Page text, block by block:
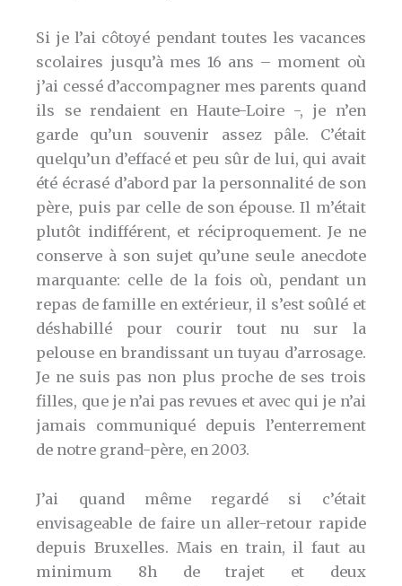
Si je l’ai côtoyé pendant toutes les vacances
scolaires jusqu’à mes 16 ans – moment où
j’ai cessé d’accompagner mes parents quand
ils se rendaient en Haute-Loire -, je n’en
garde qu’un souvenir assez pâle. C’était
quelqu’un d’effacé et peu sûr de lui, qui avait
été écrasé d’abord par la personnalité de son
père, puis par celle de son épouse. Il m’était
plutôt indifférent, et réciproquement. Je ne
conserve à son sujet qu’une seule anecdote
marquante: celle de la fois où, pendant un
repas de famille en extérieur, il s’est soûlé et
déshabillé pour courir tout nu sur la
pelouse en brandissant un tuyau d’arrosage.
Je ne suis pas non plus proche de ses trois
filles, que je n’ai pas revues et avec qui je n’ai
jamais communiqué depuis l’enterrement
de notre grand-père, en 2003.
J’ai quand même regardé si c’était
envisageable de faire un aller-retour rapide
depuis Bruxelles. Mais en train, il faut au
minimum 8h de trajet et deux